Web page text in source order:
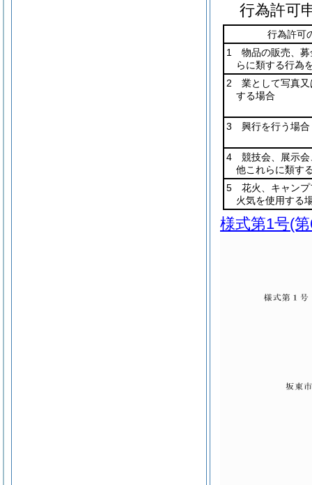
行為許可
行為許可
1 物品の販売、募
らに類する行為
2 業として写真又
する場合
3 興行を行う場合
4 競技会、展示会
他これらに類す
5 花火、キャンプ
火気を使用する
様式第1号(